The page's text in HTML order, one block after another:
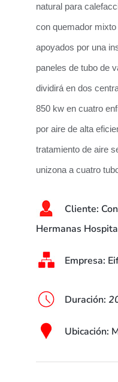
natural para
con quemador
apoyados por una
paneles de tubo de
dividirá en dos
850 kw en cuatro
por aire de alta
tratamiento de aire
unizona a cuatro
Cliente:
Hermanas
Empresa:
Duración:
Ubicación: